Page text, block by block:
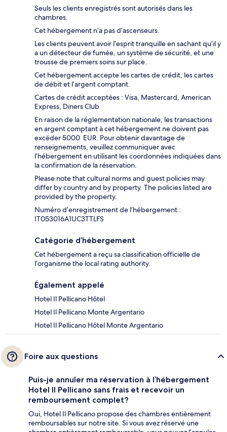
Seuls les clients enregistrés sont autorisés dans les
chambres.
Cet hébergement n’a pas d’ascenseurs.
Les clients peuvent avoir l’esprit tranquille en sachant qu’il y
a un détecteur de fumée, un système de sécurité, et une
trousse de premiers soins sur place.
Cet hébergement accepte les cartes de crédit, les cartes
de débit et l’argent comptant.
Cartes de crédit acceptées : Visa, Mastercard, American
Express, Diners Club
En raison de la réglementation nationale, les transactions
en argent comptant à cet hébergement ne doivent pas
excéder 5000 EUR. Pour obtenir davantage de
renseignements, veuillez communiquer avec
l’hébergement en utilisant les coordonnées indiquées dans
la confirmation de la réservation.
Please note that cultural norms and guest policies may
differ by country and by property. The policies listed are
provided by the property.
Numéro d’enregistrement de l’hébergement :
IT053016A1UC3TTLFS
Catégorie d’hébergement
Cet hébergement a reçu sa classification officielle de
l’organisme the local rating authority.
Également appelé
Hotel Il Pellicano Hôtel
Hotel Il Pellicano Monte Argentario
Hotel Il Pellicano Hôtel Monte Argentario
Foire aux questions
Puis-je annuler ma réservation à l’hébergement
Hotel Il Pellicano sans frais et recevoir un
remboursement complet?
Oui, Hotel Il Pellicano propose des chambres entièrement
remboursables sur notre site. Si vous avez réservé une